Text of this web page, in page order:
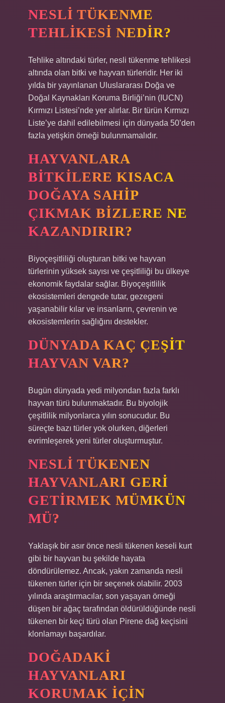
NESLI TÜKENME
TEHLIKESI NEDIR?
Tehlike altındaki türler, nesli tükenme tehlikesi
altında olan bitki ve hayvan türleridir. Her iki
yılda bir yayınlanan Uluslararası Doğa ve
Doğal Kaynakları Koruma Birliği’nin (IUCN)
Kırmızı Listesi’nde yer alırlar. Bir türün Kırmızı
Liste’ye dahil edilebilmesi için dünyada 50’den
fazla yetişkin örneği bulunmamalıdır.
HAYVANLARA
BITKILERE KISACA
DOĞAYA SAHIP
ÇIKMAK BIZLERE NE
KAZANDIRIR?
Biyoçeşitliliği oluşturan bitki ve hayvan
türlerinin yüksek sayısı ve çeşitliliği bu ülkeye
ekonomik faydalar sağlar. Biyoçeşitlilik
ekosistemleri dengede tutar, gezegeni
yaşanabilir kılar ve insanların, çevrenin ve
ekosistemlerin sağlığını destekler.
DÜNYADA KAÇ ÇEŞIT
HAYVAN VAR?
Bugün dünyada yedi milyondan fazla farklı
hayvan türü bulunmaktadır. Bu biyolojik
çeşitlilik milyonlarca yılın sonucudur. Bu
süreçte bazı türler yok olurken, diğerleri
evrimleşerek yeni türler oluşturmuştur.
NESLI TÜKENEN
HAYVANLARI GERI
GETIRMEK MÜMKÜN
MÜ?
Yaklaşık bir asır önce nesli tükenen keseli kurt
gibi bir hayvan bu şekilde hayata
döndürülemez. Ancak, yakın zamanda nesli
tükenen türler için bir seçenek olabilir. 2003
yılında araştırmacılar, son yaşayan örneği
düşen bir ağaç tarafından öldürüldüğünde nesli
tükenen bir keçi türü olan Pirene dağ keçisini
klonlamayı başardılar.
DOĞADAKI
HAYVANLARI
KORUMAK IÇIN